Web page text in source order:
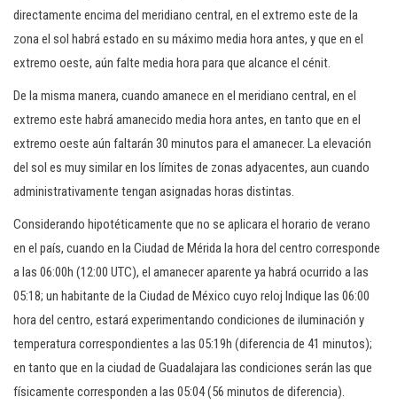
directamente encima del meridiano central, en el extremo este de la
zona el sol habrá estado en su máximo media hora antes, y que en el
extremo oeste, aún falte media hora para que alcance el cénit.
De la misma manera, cuando amanece en el meridiano central, en el
extremo este habrá amanecido media hora antes, en tanto que en el
extremo oeste aún faltarán 30 minutos para el amanecer. La elevación
del sol es muy similar en los límites de zonas adyacentes, aun cuando
administrativamente tengan asignadas horas distintas.
Considerando hipotéticamente que no se aplicara el horario de verano
en el país, cuando en la Ciudad de Mérida la hora del centro corresponde
a las 06:00h (12:00 UTC), el amanecer aparente ya habrá ocurrido a las
05:18; un habitante de la Ciudad de México cuyo reloj Indique las 06:00
hora del centro, estará experimentando condiciones de iluminación y
temperatura correspondientes a las 05:19h (diferencia de 41 minutos);
en tanto que en la ciudad de Guadalajara las condiciones serán las que
físicamente corresponden a las 05:04 (56 minutos de diferencia).